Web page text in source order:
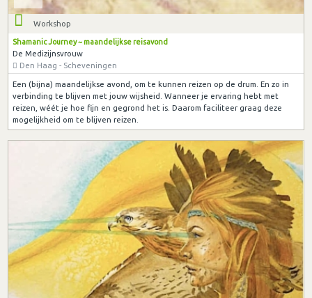
Workshop
Shamanic Journey ~ maandelijkse reisavond
De Medizijnsvrouw
Den Haag - Scheveningen
Een (bijna) maandelijkse avond, om te kunnen reizen op de drum. En zo in
verbinding te blijven met jouw wijsheid. Wanneer je ervaring hebt met
reizen, wéét je hoe fijn en gegrond het is. Daarom faciliteer graag deze
mogelijkheid om te blijven reizen.